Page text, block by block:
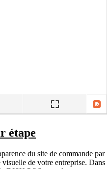
étape
du site de commande par
de votre entreprise. Dans